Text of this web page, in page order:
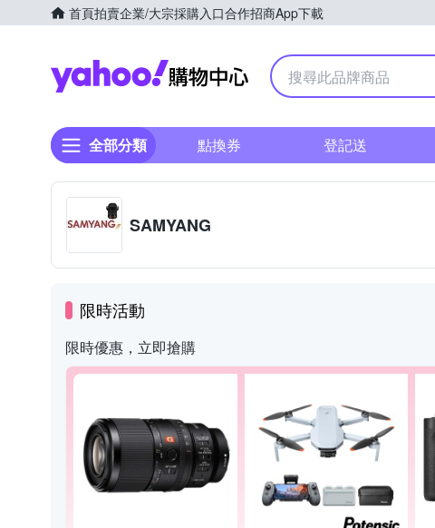
首頁拍賣企業/大宗採購入口合作招商App下載
Yahoo購物中心
全部分類 點換券 登記送
SAMYANG
限時活動
限時優惠，立即搶購